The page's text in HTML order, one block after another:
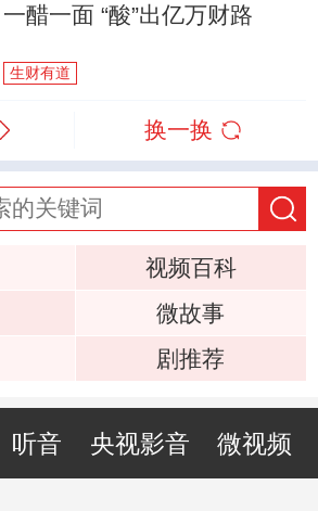
一醋一面 “酸”出亿万财路
生财有道
换一换
视频百科
微故事
剧推荐
听音 央视影音 微视频